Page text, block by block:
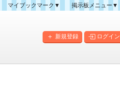
マイブックマーク▼
掲示板メニュー▼
掲示板マップ
新規登録 ログイン